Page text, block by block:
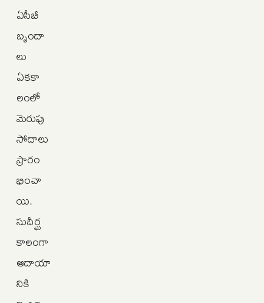
ఏసీబీ
బృందా
లు
ఏకకా
లంలో
మెరుపు
సోదాలు
ప్రారం
భించా
యి.
సుదీర్ఘ
కాలంగా
ఆదాయా
నికి